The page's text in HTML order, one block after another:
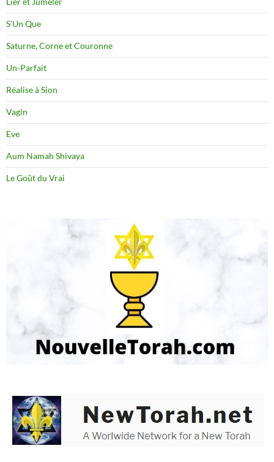
S’Un Que
Saturne, Corne et Couronne
Un-Parfait
Réalise à Sion
Vagin
Eve
Aum Namah Shivaya
Le Goût du Vrai